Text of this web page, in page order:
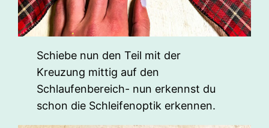
Schiebe nun den Teil mit der
Kreuzung mittig auf den
Schlaufenbereich- nun erkennst du
schon die Schleifenoptik erkennen.